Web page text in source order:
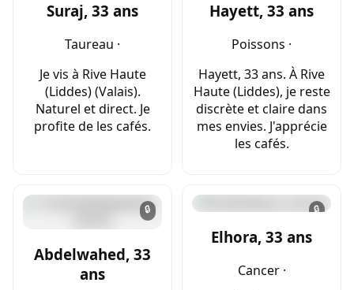
Suraj, 33 ans
Taureau ·
Je vis à Rive Haute
(Liddes) (Valais).
Naturel et direct. Je
profite de les cafés.
Hayett, 33 ans
Poissons ·
Hayett, 33 ans. À Rive
Haute (Liddes), je reste
discrète et claire dans
mes envies. J'apprécie
les cafés.
🔒
Abdelwahed, 33
ans
🔒
Elhora, 33 ans
Cancer ·